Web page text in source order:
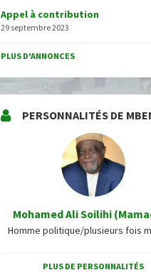
Appel à contribution
29 septembre 2023
PLUS D'ANNONCES
PERSONNALITÉS DE
Mohamed Ali Soilihi
Homme politique/plusieurs fois
PLUS DE PERSONNALITÉS